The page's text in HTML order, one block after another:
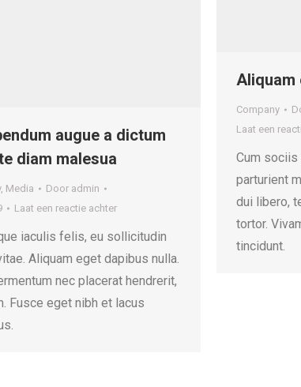
Aliquam
Company
Laat een
Cum sociis
parturient
dui libero,
tortor.
tincidunt.
augue a dictum
diam malesua
, Media Door admin
Laat een reactie achter
iaculis felis, eu sollicitudin
Aliquam eget dapibus nulla.
nec placerat hendrerit,
Fusce eget nibh et lacus